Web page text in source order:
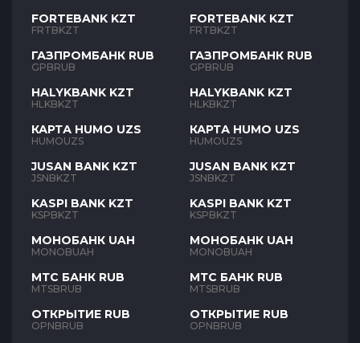
FORTEBANK KZT
FRTBKZT
ГАЗПРОМБАНК RUB
GPBRUB
HALYKBANK KZT
HLKBKZT
КАРТА HUMO UZS
HUMOUZS
JUSAN BANK KZT
JSNBKZT
KASPI BANK KZT
KSPBKZT
МОНОБАНК UAH
MONOBUAH
МТС БАНК RUB
MTSBRUB
ОТКРЫТИЕ RUB
OPNBRUB
FORTEBANK KZT
FRTBKZT
ГАЗПРОМБАНК RUB
GPBRUB
HALYKBANK KZT
HLKBKZT
КАРТА HUMO UZS
HUMOUZS
JUSAN BANK KZT
JSNBKZT
KASPI BANK KZT
KSPBKZT
МОНОБАНК UAH
MONOBUAH
МТС БАНК RUB
MTSBRUB
ОТКРЫТИЕ RUB
OPNBRUB